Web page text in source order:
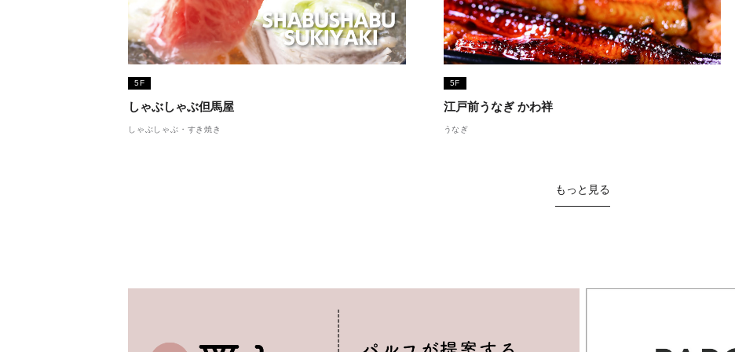
5F
しゃぶしゃぶ但馬屋
しゃぶしゃぶ・すき焼き
5F
江戸前うなぎ かわ祥
うなぎ
もっと見る